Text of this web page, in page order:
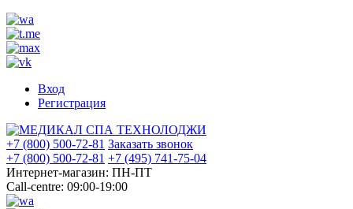
Вход
Регистрация
+7 (800) 500-72-81 Заказать звонок
+7 (800) 500-72-81 +7 (495) 741-75-04
Интернет-магазин: ПН-ПТ
Call-centre: 09:00-19:00